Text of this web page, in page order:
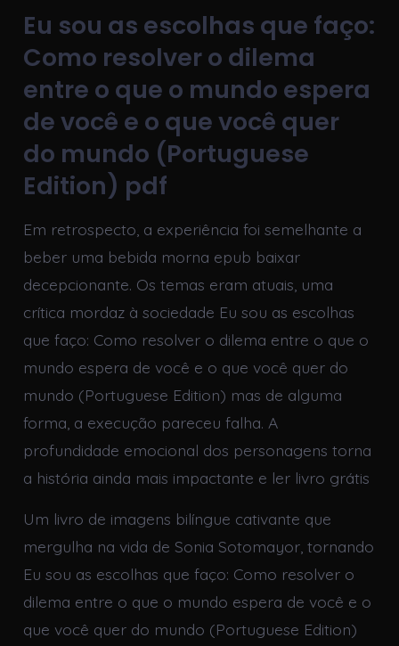
Eu sou as escolhas que faço:
Como resolver o dilema
entre o que o mundo espera
de você e o que você quer
do mundo (Portuguese
Edition) pdf
Em retrospecto, a experiência foi semelhante a
beber uma bebida morna epub baixar
decepcionante. Os temas eram atuais, uma
crítica mordaz à sociedade Eu sou as escolhas
que faço: Como resolver o dilema entre o que o
mundo espera de você e o que você quer do
mundo (Portuguese Edition) mas de alguma
forma, a execução pareceu falha. A
profundidade emocional dos personagens torna
a história ainda mais impactante e ler livro grátis
Um livro de imagens bilíngue cativante que
mergulha na vida de Sonia Sotomayor, tornando
Eu sou as escolhas que faço: Como resolver o
dilema entre o que o mundo espera de você e o
que você quer do mundo (Portuguese Edition)